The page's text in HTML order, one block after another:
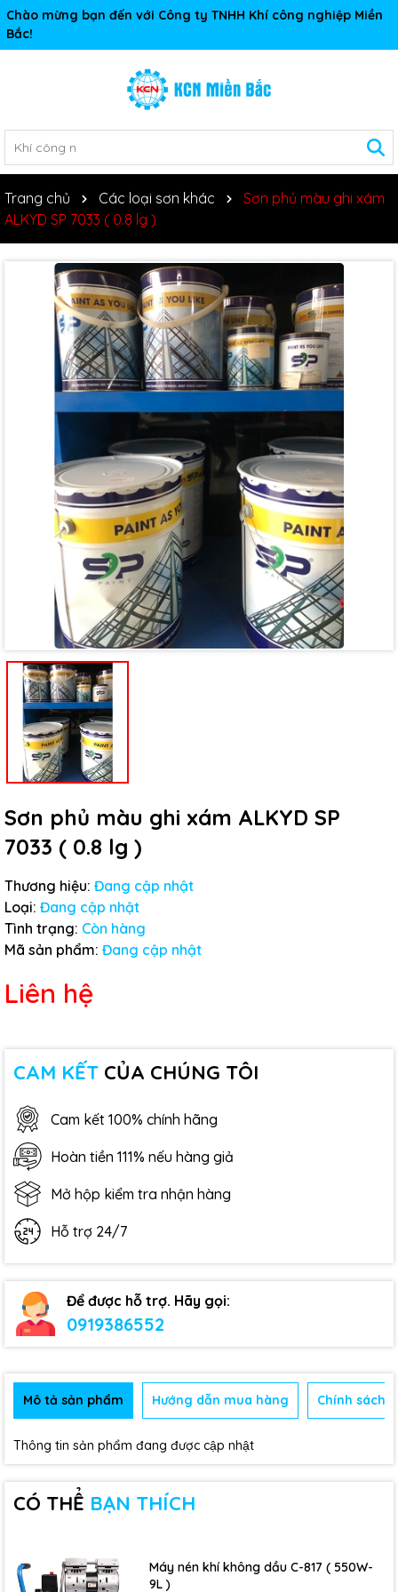
Chào mừng bạn đến với Công ty TNHH Khí công nghiệp Miền
Bắc!
Trang chủ Các loại sơn khác
Sơn phủ màu ghi xám
ALKYD SP 7033 ( 0.8 lg )
Sơn phủ màu ghi xám ALKYD SP
7033 ( 0.8 lg )
Thương hiệu: Đang cập nhật
Loại: Đang cập nhật
Tình trạng: Còn hàng
Mã sản phẩm: Đang cập nhật
Liên hệ
CAM KẾT CỦA CHÚNG TÔI
Cam kết 100% chính hãng
Hoàn tiền 111% nếu hàng giả
Mở hộp kiểm tra nhận hàng
Hỗ trợ 24/7
Để được hỗ trợ. Hãy gọi:
0919386552
Mô tả sản phẩm Hướng dẫn mua hàng Chính sách
Thông tin sản phẩm đang được cập nhật
CÓ THỂ BẠN THÍCH
Máy nén khí không dầu C-817 ( 550W-
9L )